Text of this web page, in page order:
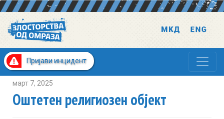
Пријави инцидент
март 7, 2025
Оштетен религиозен објект